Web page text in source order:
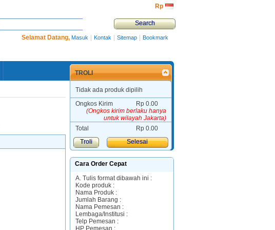
Rp‎
Selamat Datang, Masuk | Kontak | Sitemap | Bookmark
TROLI
Tidak ada produk dipilih
Ongkos Kirim
Rp‎ 0.00
(Ongkos kirim berlaku hanya
untuk wilayah Jakarta)
Total
Rp‎ 0.00
Troli
Selesai
Cara Order Cepat
A. Tulis format dibawah ini :
Kode produk :
Nama Produk :
Jumlah Barang :
Nama Pemesan :
Lembaga/Institusi :
Telp Pemesan :